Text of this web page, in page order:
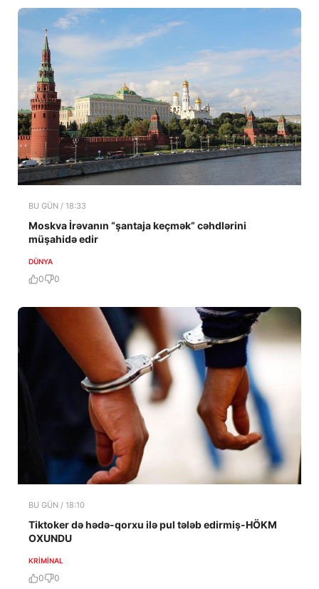
BU GÜN / 18:33
Moskva İrəvanın “şantaja keçmək” cəhdlərini
müşahidə edir
DÜNYA
0 0
BU GÜN / 18:10
Tiktoker də hədə-qorxu ilə pul tələb edirmiş-HÖKM
OXUNDU
KRIMINAL
0 0